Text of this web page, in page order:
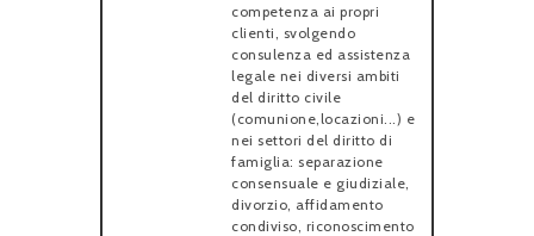
competenza ai propri
clienti, svolgendo
consulenza ed assistenza
legale nei diversi ambiti
del diritto civile
(comunione,locazioni...) e
nei settori del diritto di
famiglia: separazione
consensuale e giudiziale,
divorzio, affidamento
condiviso, riconoscimento